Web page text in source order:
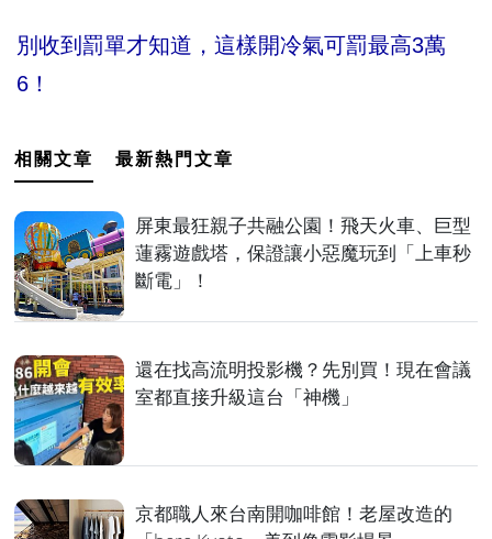
別收到罰單才知道，這樣開冷氣可罰最高3萬
6！
相關文章 最新熱門文章
屏東最狂親子共融公園！飛天火車、巨型
蓮霧遊戲塔，保證讓小惡魔玩到「上車秒
斷電」！
還在找高流明投影機？先別買！現在會議
室都直接升級這台「神機」
京都職人來台南開咖啡館！老屋改造的